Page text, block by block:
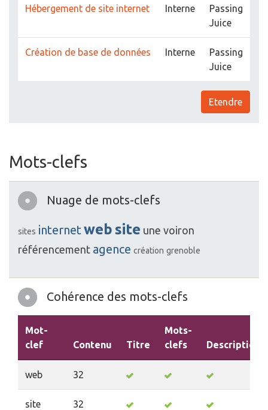
Hébergement de site internet Interne
Passing
Juice
Création de base de données Interne
Passing
Juice
Etendre
Mots-clefs
Nuage de mots-clefs
sites internetwebsite une voiron
référencement agence création grenoble
Cohérence des mots-clefs
Mot-
clef
Contenu Titre
Mots-
clefs
Description
web 32
site 32